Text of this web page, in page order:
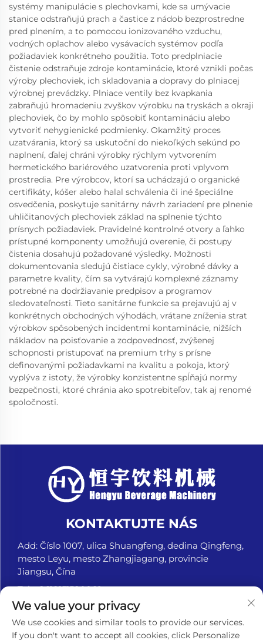
systémy manipulácie s plechovkami, kde sa umývacie
stanice odstraňujú prach a častice z nádob bezprostredne
pred plnením, a to pomocou ionizovaného vzduchu,
vodných oplachov alebo vysávacích systémov podľa
požiadaviek konkrétneho použitia. Toto predplniacie
čistenie odstraňuje zdroje kontaminácie, ktoré vznikli počas
výroby plechoviek, ich skladovania a dopravy do plniacej
výrobnej prevádzky. Plniace ventily bez kvapkania
zabraňujú hromadeniu zvyškov výrobku na tryskách a okraji
plechoviek, čo by mohlo spôsobiť kontamináciu alebo
vytvoriť nehygienické podmienky. Okamžitý proces
uzatvárania, ktorý sa uskutoční do niekoľkých sekúnd po
naplnení, ďalej chráni výrobky rýchlym vytvorením
hermetického bariérového uzatvorenia proti vplyvom
prostredia. Pre výrobcov, ktorí sa uchádzajú o organické
certifikáty, kóšer alebo halal schválenia či iné špeciálne
osvedčenia, poskytuje sanitárny návrh zariadení pre plnenie
uhličitanových plechoviek základ na splnenie týchto
prísnych požiadaviek. Pravidelné kontrolné otvory a ľahko
prístupné komponenty umožňujú overenie, či postupy
čistenia dosahujú požadované výsledky. Možnosti
dokumentovania sledujú čistiace cykly, výrobné dávky a
parametre kvality, čím sa vytvárajú komplexné záznamy
potrebné na dodržiavanie predpisov a programov
sledovateľnosti. Tieto sanitárne funkcie sa prejavujú aj v
konkrétnych obchodných výhodách, vrátane zníženia strat
výrobkov spôsobených incidentmi kontaminácie, nižších
nákladov na poisťovanie a zodpovednosť, zvýšenej
schopnosti pristupovať na premium trhy s prísne
definovanými požiadavkami na kvalitu a pokoja, ktorý
vyplýva z istoty, že výrobky konzistentne spĺňajú normy
bezpečnosti, ktoré chránia ako spotrebiteľov, tak aj renomé
spoločnosti.
KONTAKTUJTE NÁS
Add: Číslo 1007, ulica Shuangfeng, dedina Qingfeng,
mesto Leyu, mesto Zhangjiagang, provincie
Jiangsu, Čína
Tel.:+8618151580069
E-mail: [email protected]
We value your privacy
We use cookies and similar tools to provide our services.
If you don't want to accept all cookies, click Personalize